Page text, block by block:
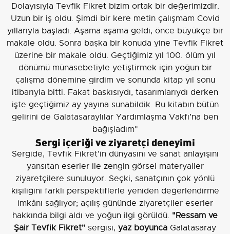
Dolayısıyla Tevfik Fikret bizim ortak bir değerimizdir.
Uzun bir iş oldu. Şimdi bir kere metin çalışmam Covid
yıllarıyla başladı. Aşama aşama geldi, önce büyükçe bir
makale oldu. Sonra başka bir konuda yine Tevfik Fikret
üzerine bir makale oldu. Geçtiğimiz yıl 100. ölüm yıl
dönümü münasebetiyle yetiştirmek için yoğun bir
çalışma dönemine girdim ve sonunda kitap yıl sonu
itibarıyla bitti. Fakat baskısıydı, tasarımlarıydı derken
işte geçtiğimiz ay yayına sunabildik. Bu kitabın bütün
gelirini de Galatasaraylılar Yardımlaşma Vakfı’na ben
bağışladım"
Sergi içeriği ve ziyaretçi deneyimi
Sergide, Tevfik Fikret’in dünyasını ve sanat anlayışını
yansıtan eserler ile zengin görsel materyaller
ziyaretçilere sunuluyor. Seçki, sanatçının çok yönlü
kişiliğini farklı perspektiflerle yeniden değerlendirme
imkânı sağlıyor; açılış gününde ziyaretçiler eserler
hakkında bilgi aldı ve yoğun ilgi görüldü. "Ressam ve
Şair Tevfik Fikret" sergisi, yaz boyunca Galatasaray